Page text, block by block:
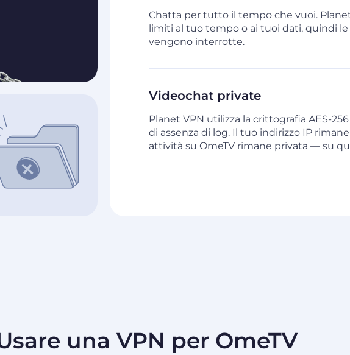
Chatta per tutto il tempo che vuoi.
limiti al tuo tempo o ai tuoi dati, quindi
vengono interrotte.
Videochat private
Planet VPN utilizza la crittografia AES-
di assenza di log. Il tuo indirizzo IP
attività su OmeTV rimane privata — su
una VPN per OmeTV